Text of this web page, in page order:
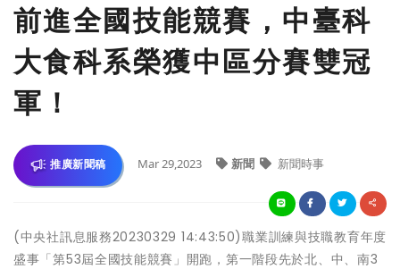
前進全國技能競賽，中臺科
大食科系榮獲中區分賽雙冠
軍！
推廣新聞稿 Mar 29,2023 新聞 新聞時事
(中央社訊息服務20230329 14:43:50)職業訓練與技職教育年度
盛事「第53屆全國技能競賽」開跑，第一階段先於北、中、南3